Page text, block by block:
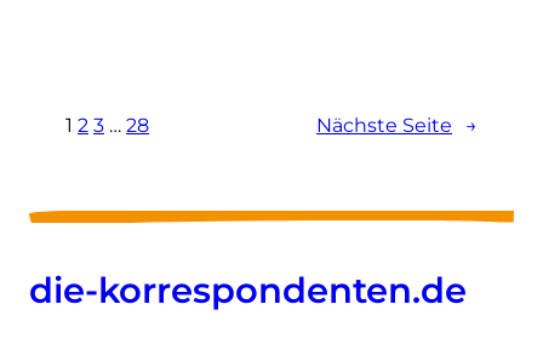
1 2 3 … 28 Nächste Seite →
die-korrespondenten.de